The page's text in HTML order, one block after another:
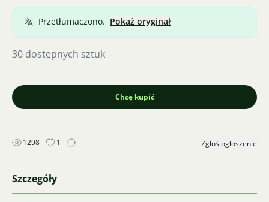
Przetłumaczono. Pokaż oryginał
30 dostępnych sztuk
Chcę kupić
1298 1 Zgłoś ogłoszenie
Szczegóły